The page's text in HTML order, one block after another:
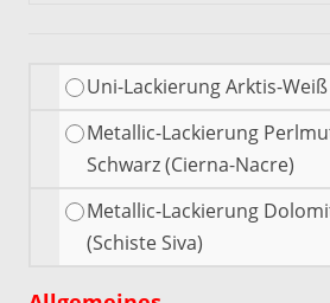
Uni-Lackierung Arktis-
Metallic-Lackierung
Schwarz (Cierna-Nacre)
Metallic-Lackierung
(Schiste Siva)